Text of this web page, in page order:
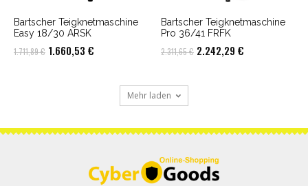
Bartscher Teigknetmaschine
Easy 18/30 ARSK
1.711,89€ Ursprünglicher
1.660,53 €
1.660,53 €.
Bartscher Teigknetmaschine
Pro 36/41 FRFK
2.311,65€ Ursprünglicher
2.242,29 €
Mehr laden